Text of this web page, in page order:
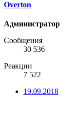
Overton
Администратор
Сообщения
30 536
Реакции
7 522
19.09.2018